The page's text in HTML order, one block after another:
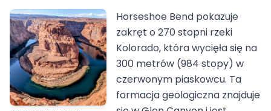
Horseshoe Bend pokazuje
zakręt o 270 stopni rzeki
Kolorado, która wycięła się na
300 metrów (984 stopy) w
czerwonym piaskowcu. Ta
formacja geologiczna znajduje